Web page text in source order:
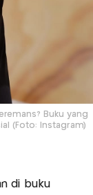
Buku yang
(Foto: Instagram)
di buku